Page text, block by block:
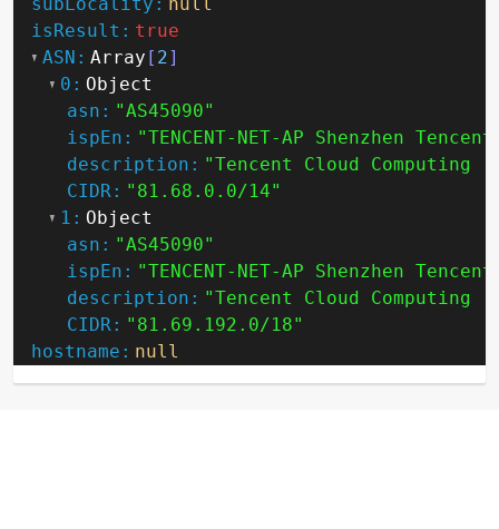
isResult: true
ASN: Array [ 2]
0: Object
asn: "AS45090"
ispEn: "TENCENT-NET-AP Shenzhen
description: "Tencent Cloud
CIDR: "81.68.0.0/14"
1: Object
asn: "AS45090"
ispEn: "TENCENT-NET-AP Shenzhen
description: "Tencent Cloud
CIDR: "81.69.192.0/18"
hostname: null